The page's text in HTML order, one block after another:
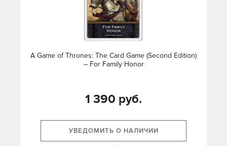
A Game of Thrones: The Card Game (Second Edition)
– For Family Honor
1 390 руб.
УВЕДОМИТЬ О НАЛИЧИИ